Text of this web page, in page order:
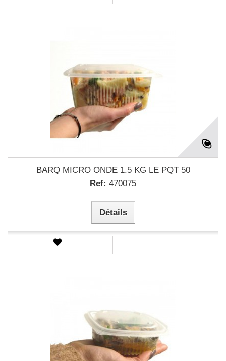
BARQ MICRO ONDE 1.5 KG LE PQT 50
Ref: 470075
Détails